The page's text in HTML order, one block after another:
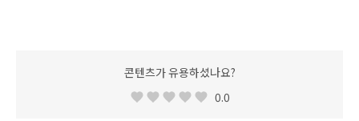
콘텐츠가 유용하셨나요?
0.0